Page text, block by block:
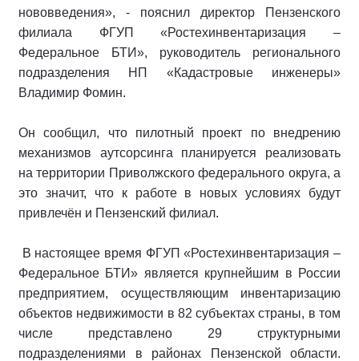
нововведения», - пояснил директор Пензенского
филиала ФГУП «Ростехинвентаризация –
Федеральное БТИ», руководитель регионального
подразделения НП «Кадастровые инженеры»
Владимир Фомин.
Он сообщил, что пилотный проект по внедрению
механизмов аутсорсинга планируется реализовать
на территории Приволжского федерального округа, а
это значит, что к работе в новых условиях будут
привлечён и Пензенский филиал.
В настоящее время ФГУП «Ростехинвентаризация –
Федеральное БТИ» является крупнейшим в России
предприятием, осуществляющим инвентаризацию
объектов недвижимости в 82 субъектах страны, в том
числе представлено 29 структурными
подразделениями в районах Пензенской области.